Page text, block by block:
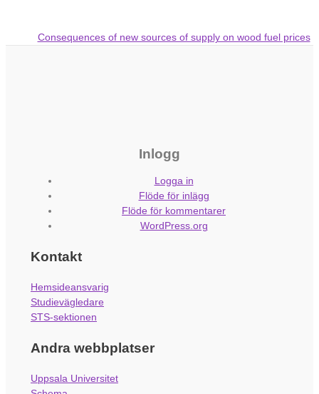
Consequences of new sources of supply on wood fuel prices
Inlogg
Logga in
Flöde för inlägg
Flöde för kommentarer
WordPress.org
Kontakt
Hemsideansvarig
Studievägledare
STS-sektionen
Andra webbplatser
Uppsala Universitet